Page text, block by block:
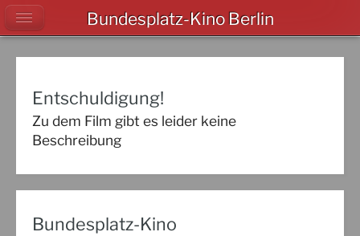
Bundesplatz-Kino
Entschuldigung!
Zu dem Film gibt es leider keine
Beschreibung
Bundesplatz-Kino Berlin